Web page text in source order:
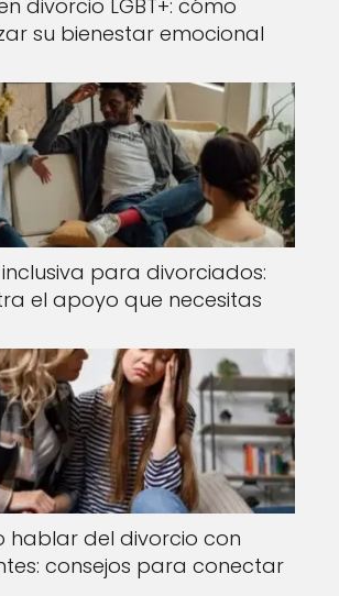
divorcio LGBT+: cómo
su bienestar emocional
para divorciados:
el apoyo que necesitas
hablar del divorcio con
consejos para conectar